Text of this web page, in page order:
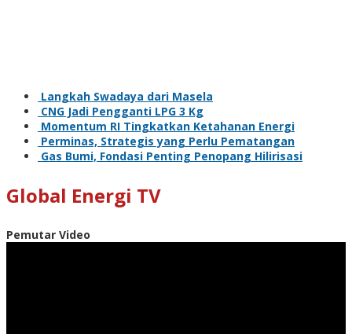
Langkah Swadaya dari Masela
CNG Jadi Pengganti LPG 3 Kg
Momentum RI Tingkatkan Ketahanan Energi
Perminas, Strategis yang Perlu Pematangan
Gas Bumi, Fondasi Penting Penopang Hilirisasi
Global Energi TV
Pemutar Video